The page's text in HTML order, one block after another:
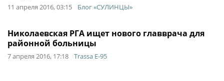
11 апреля 2016, 03:15 Блог «СУЛИНЦЫ»
Николаевская РГА ищет нового главврача для
районной больницы
7 апреля 2016, 17:18 Trassa E-95